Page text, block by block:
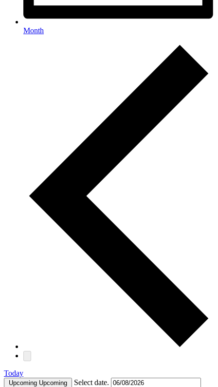
Month
Today
Upcoming Upcoming Select date.